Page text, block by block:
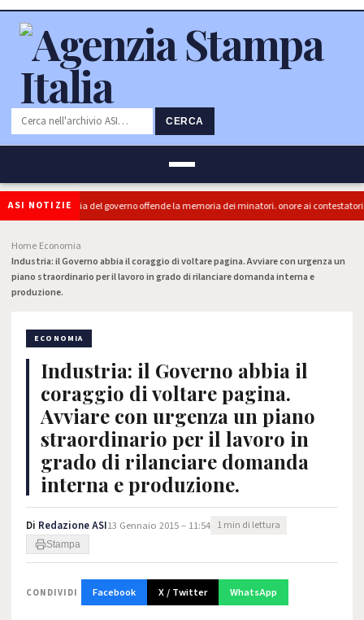
CERCA
ASI NOTIZIE
"L'Ipocrisia del governo offende la memoria dei minatori. onore ai contestatori"
Home Economia
Industria: il Governo abbia il coraggio di voltare pagina. Avviare con urgenza un
piano straordinario per il lavoro in grado di rilanciare domanda interna e
produzione.
ECONOMIA
Industria: il Governo abbia il
coraggio di voltare pagina.
Avviare con urgenza un piano
straordinario per il lavoro in
grado di rilanciare domanda
interna e produzione.
Di Redazione ASI13 Gennaio 2015 – 11:54 1 min di lettura
Stampa
CONDIVIDI Facebook X / Twitter WhatsApp